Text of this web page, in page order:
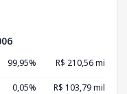
99,95% R$ 210,56 mi
0,05%
R$ 103,79 mil